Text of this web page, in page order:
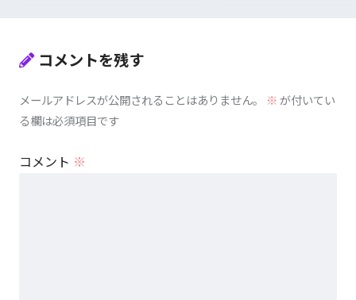
コメントを残す
メールアドレスが公開されることはありません。 ※が付いてい
る欄は必須項目です
コメント ※